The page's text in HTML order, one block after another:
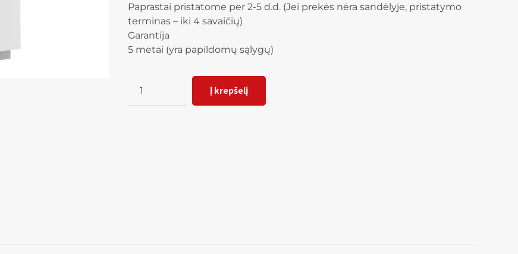
Paprastai pristatome per 2-5 d.d. (Jei prekės nėra sandėlyje, pristatymo
terminas – iki 4 savaičių)
Garantija
5 metai (yra papildomų sąlygų)
Į krepšelį